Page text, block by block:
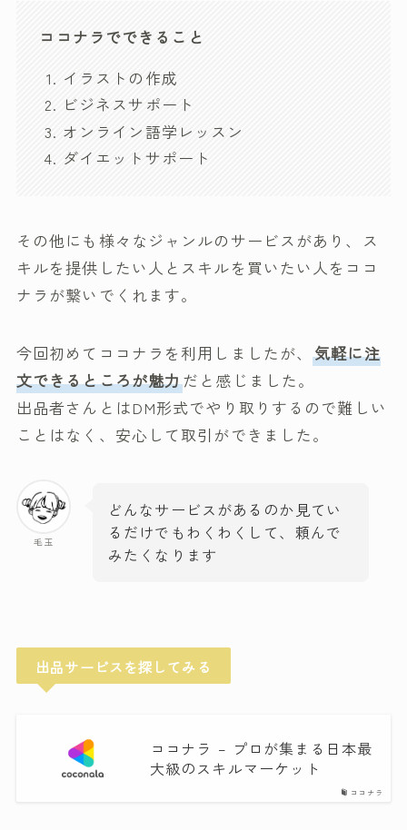
ココナラでできること
イラストの作成
ビジネスサポート
オンライン語学レッスン
ダイエットサポート
その他にも様々なジャンルのサービスがあり、ス
キルを提供したい人とスキルを買いたい人をココ
ナラが繋いでくれます。
今回初めてココナラを利用しましたが、気軽に注
文できるところが魅力だと感じました。
出品者さんとはDM形式でやり取りするので難しい
ことはなく、安心して取引ができました。
毛玉
どんなサービスがあるのか見てい
るだけでもわくわくして、頼んで
みたくなります
出品サービスを探してみる
ココナラ
ココナラ – プロが集まる日本最
大級のスキルマーケット